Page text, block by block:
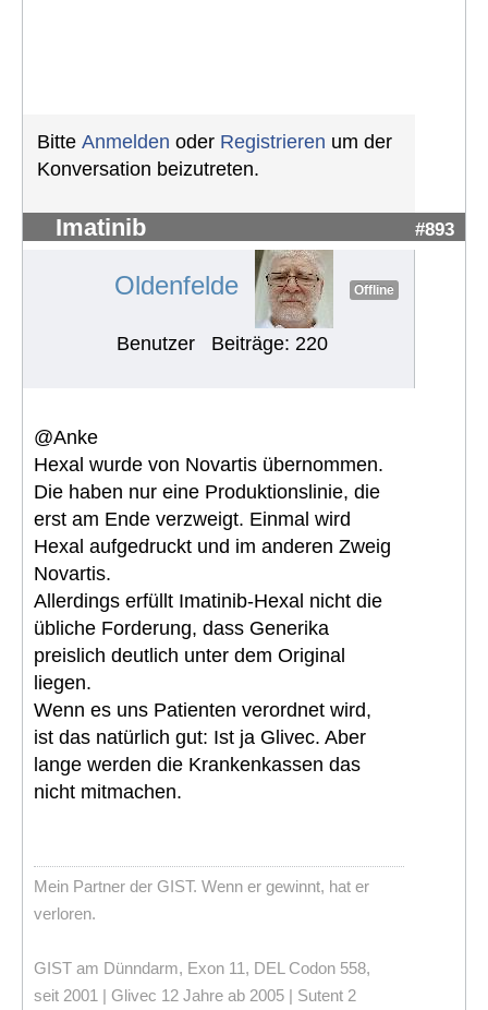
Bitte Anmelden oder Registrieren um der
Konversation beizutreten.
Imatinib #893
Oldenfelde Offline
Benutzer Beiträge: 220
@Anke
Hexal wurde von Novartis übernommen.
Die haben nur eine Produktionslinie, die
erst am Ende verzweigt. Einmal wird
Hexal aufgedruckt und im anderen Zweig
Novartis.
Allerdings erfüllt Imatinib-Hexal nicht die
übliche Forderung, dass Generika
preislich deutlich unter dem Original
liegen.
Wenn es uns Patienten verordnet wird,
ist das natürlich gut: Ist ja Glivec. Aber
lange werden die Krankenkassen das
nicht mitmachen.
Mein Partner der GIST. Wenn er gewinnt, hat er
verloren.
GIST am Dünndarm, Exon 11, DEL Codon 558,
seit 2001 | Glivec 12 Jahre ab 2005 | Sutent 2